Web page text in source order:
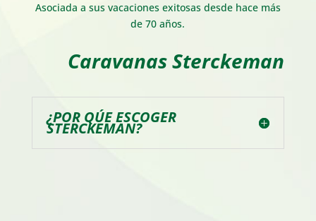
Asociada a sus vacaciones exitosas desde hace más
de 70 años.
Caravanas Sterckeman
¿POR QÚE ESCOGER
STERCKEMAN?